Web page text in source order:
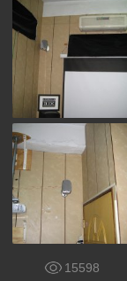
15598